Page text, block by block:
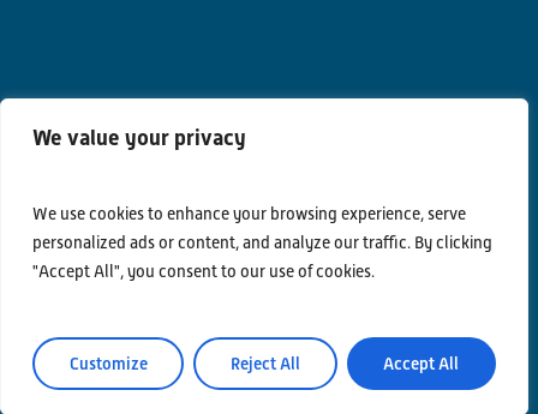
We value your privacy
We use cookies to enhance your browsing experience, serve
personalized ads or content, and analyze our traffic. By clicking
"Accept All", you consent to our use of cookies.
Customize Reject All Accept All
Contatti
Privacy Policy